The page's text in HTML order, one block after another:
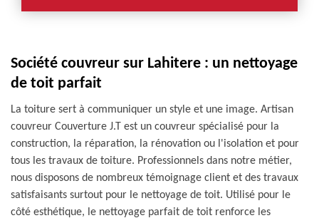
Société couvreur sur Lahitere : un nettoyage
de toit parfait
La toiture sert à communiquer un style et une image. Artisan
couvreur Couverture J.T est un couvreur spécialisé pour la
construction, la réparation, la rénovation ou l'isolation et pour
tous les travaux de toiture. Professionnels dans notre métier,
nous disposons de nombreux témoignage client et des travaux
satisfaisants surtout pour le nettoyage de toit. Utilisé pour le
côté esthétique, le nettoyage parfait de toit renforce les